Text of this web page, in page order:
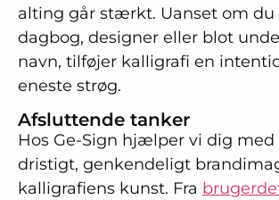
alting går stærkt. Uanset om du
dagbog, designer eller blot
navn, tilføjer kalligrafi en
eneste strøg.
Afsluttende tanker
Hos Ge-Sign hjælper vi dig med
dristigt, genkendeligt
kalligrafiens kunst. Fra